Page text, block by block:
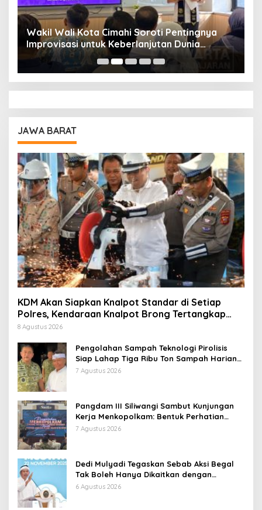
Wakil Wali Kota Cimahi Soroti Pentingnya
Improvisasi untuk Keberlanjutan Dunia
Pendidikan
JAWA BARAT
KDM Akan Siapkan Knalpot Standar di Setiap
Polres, Kendaraan Knalpot Brong Tertangkap
Langsung Ganti
8 Agustus 2026
Pengolahan Sampah Teknologi Pirolisis
Siap Lahap Tiga Ribu Ton Sampah Harian
Jawa Barat
7 Agustus 2026
Pangdam III Siliwangi Sambut Kunjungan
Kerja Menkopolkam: Bentuk Perhatian
Pemerintah
7 Agustus 2026
Dedi Mulyadi Tegaskan Sebab Aksi Begal
Tak Boleh Hanya Dikaitkan dengan
Ekonomi
6 Agustus 2026